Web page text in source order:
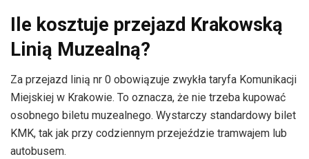
Ile kosztuje przejazd Krakowską
Linią Muzealną?
Za przejazd linią nr 0 obowiązuje zwykła taryfa Komunikacji
Miejskiej w Krakowie. To oznacza, że nie trzeba kupować
osobnego biletu muzealnego. Wystarczy standardowy bilet
KMK, tak jak przy codziennym przejeździe tramwajem lub
autobusem.